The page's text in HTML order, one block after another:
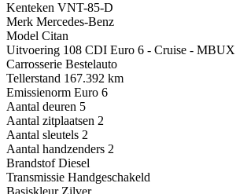
Kenteken VNT-85-D
Merk Mercedes-Benz
Model Citan
Uitvoering 108 CDI Euro 6 - Cruise -
Carrosserie Bestelauto
Tellerstand 167.392 km
Emissienorm Euro 6
Aantal deuren 5
Aantal zitplaatsen 2
Aantal sleutels 2
Aantal handzenders 2
Brandstof Diesel
Transmissie Handgeschakeld
Basiskleur Zilver